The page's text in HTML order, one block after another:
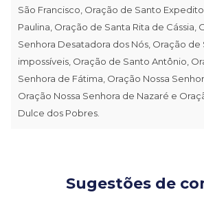
São Francisco, Oração de Santo
Paulina, Oração de Santa Rita de Cássia,
Senhora Desatadora dos Nós, Oração de
impossíveis, Oração de Santo Antônio,
Senhora de Fátima, Oração Nossa
Oração Nossa Senhora de Nazaré e
Dulce dos Pobres.
Sugestões de